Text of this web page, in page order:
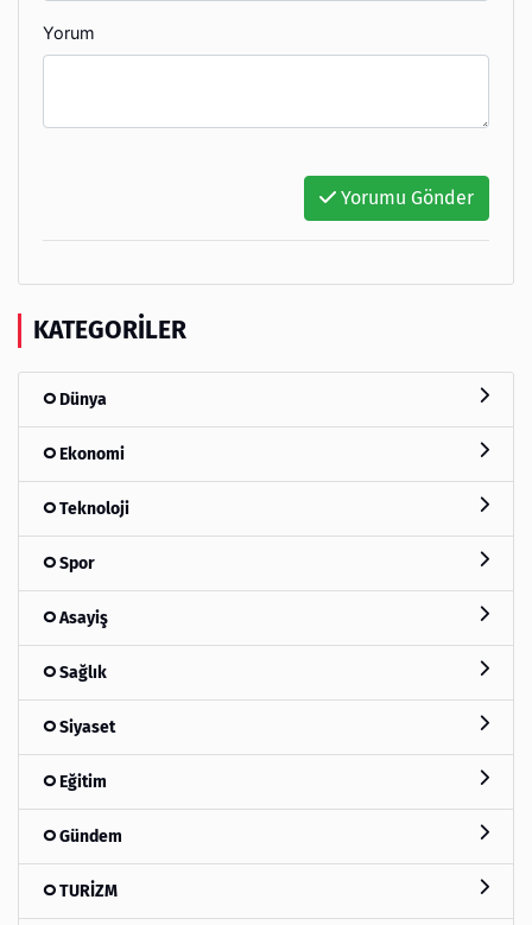
Yorum
Yorumu Gönder
KATEGORILER
Dünya
Ekonomi
Teknoloji
Spor
Asayiş
Sağlık
Siyaset
Eğitim
Gündem
TURİZM